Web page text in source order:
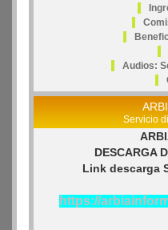
Audios:
Servicio
DESCARGA
Link descarga
https://